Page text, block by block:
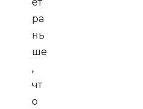
ра
нь
ше
,
чт
о